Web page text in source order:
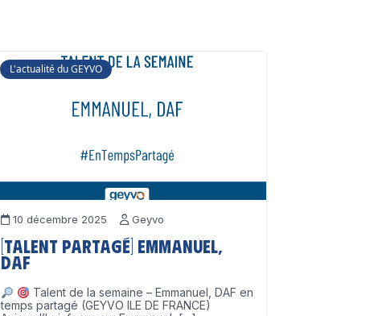
L'actualité du GEYVO
10 décembre 2025 Geyvo
[Talent partagé] Emmanuel,
DAF
Talent de la semaine – Emmanuel, DAF en
temps partagé (GEYVO ILE DE FRANCE)